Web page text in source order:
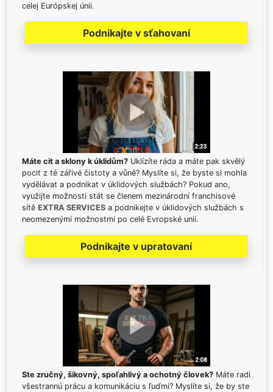
celej Európskej únii.
Podnikajte v sťahovaní
Máte cit a sklony k úklidům? Uklízíte ráda a máte pak skvělý
pocit z té zářivé čistoty a vůně? Myslíte si, že byste si mohla
vydělávat a podnikat v úklidových službách? Pokud ano,
využijte možnosti stát se členem mezinárodní franchisové
sítě EXTRA SERVICES a podnikejte v úklidových službách s
neomezenými možnostmi po celé Evropské unii.
Podnikajte v upratovaní
Ste zručný, šikovný, spoľahlivý a ochotný človek? Máte radi
všestrannú prácu a komunikáciu s ľuďmi? Myslíte si, že by ste